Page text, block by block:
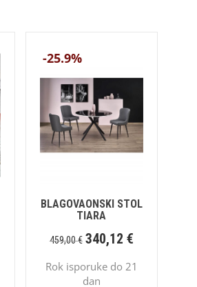
-25.9%
BLAGOVAONSKI STOL
TIARA
459,00€ 340,12 €
Rok isporuke do 21
dan